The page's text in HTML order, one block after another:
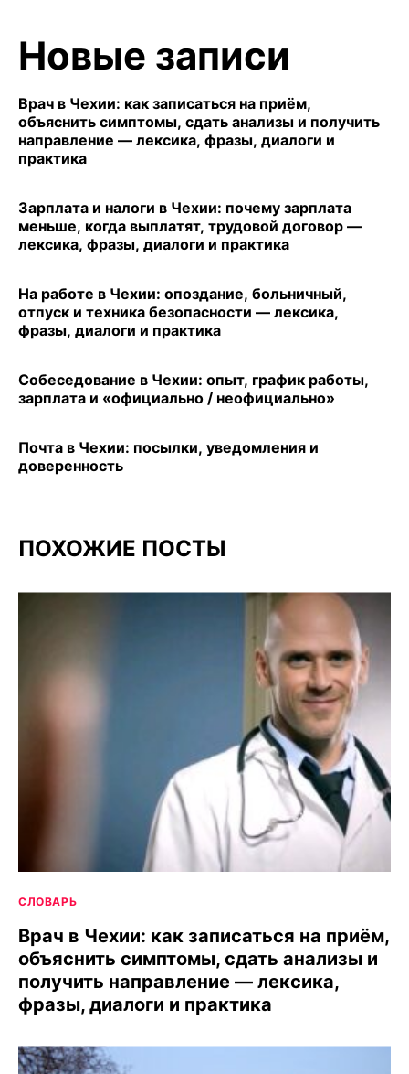
Новые записи
Врач в Чехии: как записаться на приём,
объяснить симптомы, сдать анализы и получить
направление — лексика, фразы, диалоги и
практика
Зарплата и налоги в Чехии: почему зарплата
меньше, когда выплатят, трудовой договор —
лексика, фразы, диалоги и практика
На работе в Чехии: опоздание, больничный,
отпуск и техника безопасности — лексика,
фразы, диалоги и практика
Собеседование в Чехии: опыт, график работы,
зарплата и «официально / неофициально»
Почта в Чехии: посылки, уведомления и
доверенность
ПОХОЖИЕ ПОСТЫ
СЛОВАРЬ
Врач в Чехии: как записаться на приём,
объяснить симптомы, сдать анализы и
получить направление — лексика,
фразы, диалоги и практика